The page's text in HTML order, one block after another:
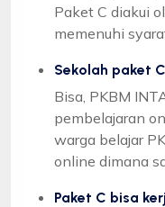
Paket C diakui
memenuhi
Sekolah paket
Bisa, PKBM
pembelajaran
warga belajar
online dimana
Paket C bisa